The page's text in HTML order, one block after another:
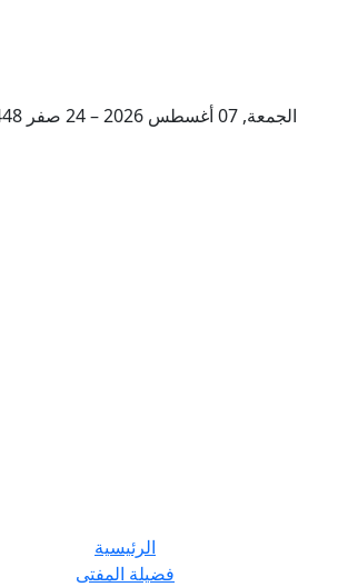
الجمعة, 07 أغسطس 2026 – 24 صفر 1448 هـ
الرئيسية
فضيلة المفتى